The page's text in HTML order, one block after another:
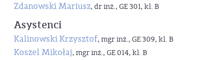
Zdanowski Mariusz, dr inż., GE 301, kl. B
Asystenci
Kalinowski Krzysztof, mgr inż., GE 309, kl. B
Koszel Mikołaj, mgr inż., GE 014, kl. B